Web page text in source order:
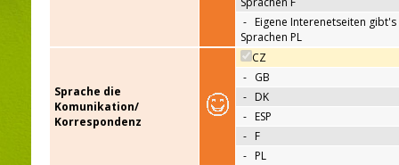
- Eigene Interenetseiten gibt's
Sprachen PL
Sprache die
Komunikation/
Korrespondenz
CZ
- GB
- DK
- ESP
- F
- PL